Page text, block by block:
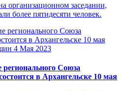
организационном заседании,
более пятидесяти человек.
4 Мая 2023
регионального Союза
в Архангельске 10 мая